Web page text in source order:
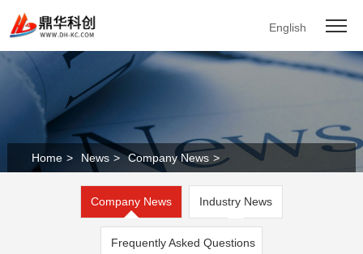
English
Home > News > Company News >
Company News Industry News
Frequently Asked Questions